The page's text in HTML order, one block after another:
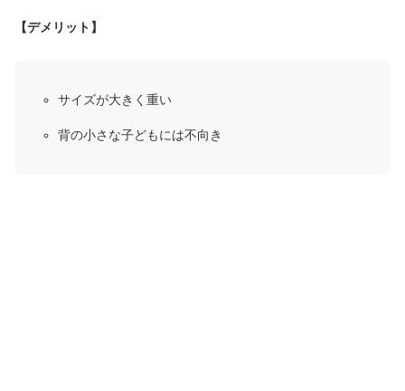
【デメリット】
サイズが大きく重い
背の小さな子どもには不向き